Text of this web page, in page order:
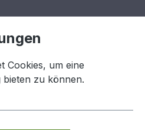
0,00 €
Cookies, um eine
zu können.